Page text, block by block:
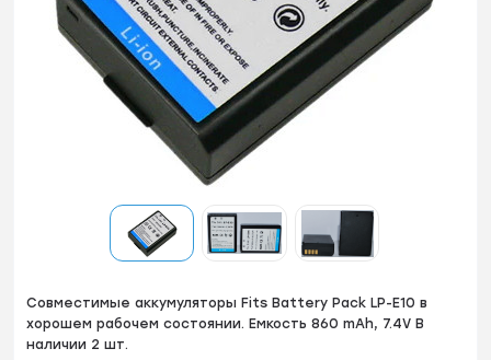
Совместимые аккумуляторы Fits Battery Pack LP-E10 в
хорошем рабочем состоянии. Емкость 860 mAh, 7.4V В
наличии 2 шт.